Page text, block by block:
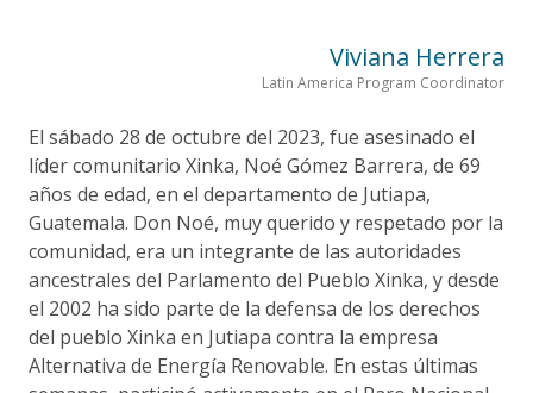
Viviana Herrera
Latin America Program Coordinator
El sábado 28 de octubre del 2023, fue asesinado el
líder comunitario Xinka, Noé Gómez Barrera, de 69
años de edad, en el departamento de Jutiapa,
Guatemala. Don Noé, muy querido y respetado por la
comunidad, era un integrante de las autoridades
ancestrales del Parlamento del Pueblo Xinka, y desde
el 2002 ha sido parte de la defensa de los derechos
del pueblo Xinka en Jutiapa contra la empresa
Alternativa de Energía Renovable. En estas últimas